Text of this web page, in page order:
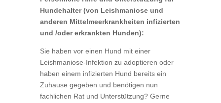
Hundehalter (von Leishmaniose und
anderen Mittelmeerkrankheiten infizierten
und /oder erkrankten Hunden):
Sie haben vor einen Hund mit einer
Leishmaniose-Infektion zu adoptieren oder
haben einem infizierten Hund bereits ein
Zuhause gegeben und benötigen nun
fachlichen Rat und Unterstützung? Gerne